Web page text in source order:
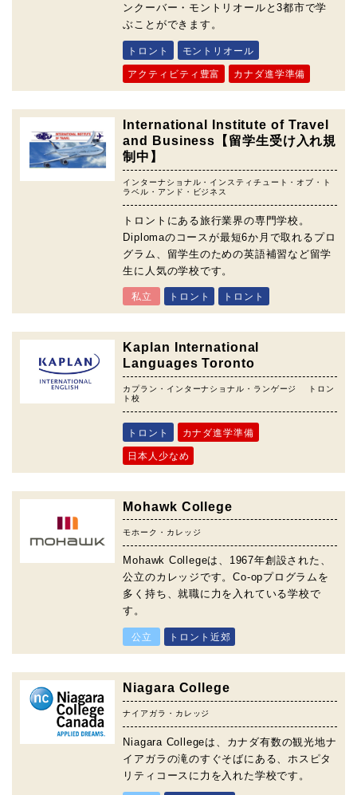
ンクーバー・モントリオールと3都市で学
ぶことができます。
トロント モントリオール
アクティビティ豊富 カナダ進学準備
International Institute of Travel
and Business【留学生受け入れ規
制中】
インターナショナル・インスティチュート・オブ・ト
ラベル・アンド・ビジネス
トロントにある旅行業界の専門学校。
Diplomaのコースが最短6か月で取れるプロ
グラム、留学生のための英語補習など留学
生に人気の学校です。
私立 トロント トロント
Kaplan International
Languages Toronto
カプラン・インターナショナル・ランゲージ トロン
ト校
トロント カナダ進学準備
日本人少なめ
Mohawk College
モホーク・カレッジ
Mohawk Collegeは、1967年創設された、
公立のカレッジです。Co-opプログラムを
多く持ち、就職に力を入れている学校で
す。
公立 トロント近郊
Niagara College
ナイアガラ・カレッジ
Niagara Collegeは、カナダ有数の観光地ナ
イアガラの滝のすぐそばにある、ホスピタ
リティコースに力を入れた学校です。